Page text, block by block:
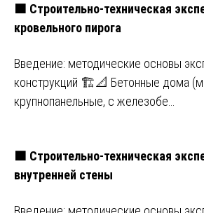
🟧 Строительно-техническая
кровельного пирога
Введение: методические основы
конструкций 🏗️📐 Бетонные дома
крупнопанельные, с железобе…
🟧 Строительно-техническая
внутренней стены